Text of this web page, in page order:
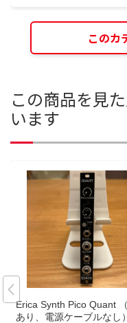
このカ
この商品を見
います
Erica Synth Pico Quant
あり、電源ケーブルなし）